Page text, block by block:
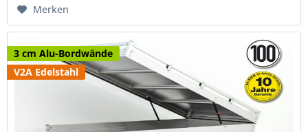
Merken
3 cm Alu-Bordwände
V2A Edelstahl